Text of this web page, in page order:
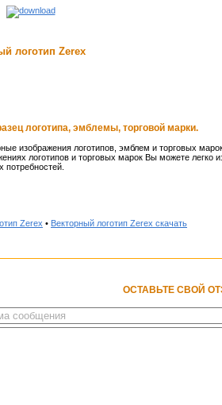
логотип Zerex
логотипа, эмблемы, торговой марки.
изображения логотипов, эмблем и торговых
логотипов и торговых марок Вы можете легко
потребностей.
Zerex • Векторный логотип Zerex скачать
ОСТАВЬТЕ СВОЙ